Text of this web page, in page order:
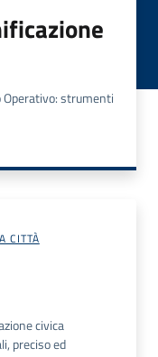
Operativo: strumenti
CITTÀ
civica
preciso ed